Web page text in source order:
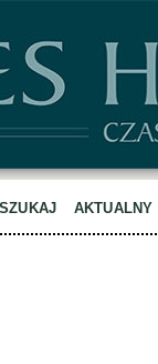
AKTUALNY